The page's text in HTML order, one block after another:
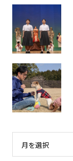
月を選択